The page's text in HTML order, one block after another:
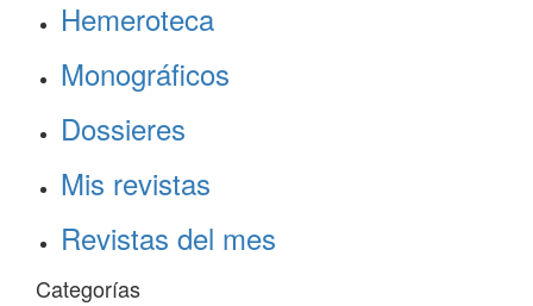
Hemeroteca
Monográficos
Dossieres
Mis revistas
Revistas del mes
Categorías